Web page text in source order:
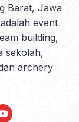
Barat, Jawa
event
building,
sekolah,
archery